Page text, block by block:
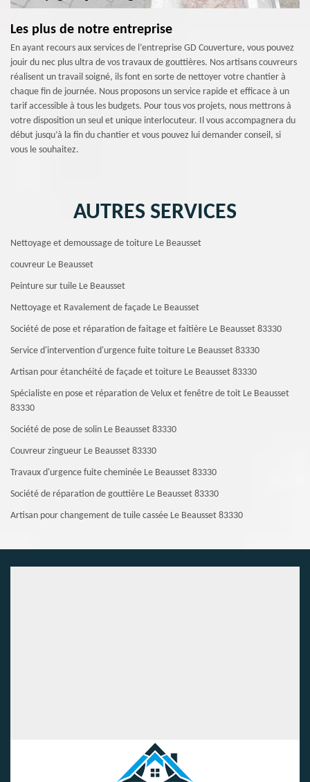
Les plus de notre entreprise
En ayant recours aux services de l’entreprise GD Couverture, vous pouvez
jouir du nec plus ultra de vos travaux de gouttières. Nos artisans couvreurs
réalisent un travail soigné, ils font en sorte de nettoyer votre chantier à
chaque fin de journée. Nous proposons un service rapide et efficace à un
tarif accessible à tous les budgets. Pour tous vos projets, nous mettrons à
votre disposition un seul et unique interlocuteur. Il vous accompagnera du
début jusqu’à la fin du chantier et vous pouvez lui demander conseil, si
vous le souhaitez.
AUTRES SERVICES
Nettoyage et demoussage de toiture Le Beausset
couvreur Le Beausset
Peinture sur tuile Le Beausset
Nettoyage et Ravalement de façade Le Beausset
Société de pose et réparation de faitage et faitière Le Beausset 83330
Service d'intervention d'urgence fuite toiture Le Beausset 83330
Artisan pour étanchéité de façade et toiture Le Beausset 83330
Spécialiste en pose et réparation de Velux et fenêtre de toit Le Beausset
83330
Société de pose de solin Le Beausset 83330
Couvreur zingueur Le Beausset 83330
Travaux d'urgence fuite cheminée Le Beausset 83330
Société de réparation de gouttière Le Beausset 83330
Artisan pour changement de tuile cassée Le Beausset 83330